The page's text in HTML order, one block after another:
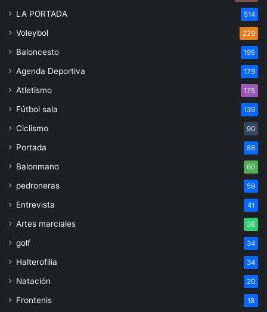
LA PORTADA 514
Voleybol 229
Baloncesto 195
Agenda Deportiva 179
Atletismo 175
Fútbol sala 139
Ciclismo 90
Portada 88
Balonmano 60
pedroneras 59
Entrevista 41
Artes marciales 38
golf 34
Halterofilia 34
Natación 20
Frontenis 18